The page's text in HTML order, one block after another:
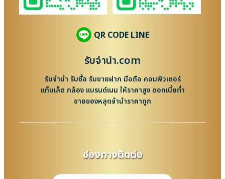
QR CODE LINE
รับจํานํา.com
รับจำนำ รับซื้อ รับขายฝาก มือถือ คอมพิวเตอร์
แท็บเล็ต กล้อง แบรนด์เนม ให้ราคาสูง ดอกเบี้ยต่ำ
ขายของหลุดจำนำราคาถูก
ช่องทางติดต่อ